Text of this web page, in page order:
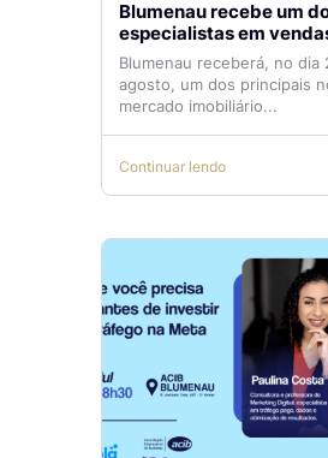
Blumenau recebe um
especialistas em vendas do
mercado imobiliário
Blumenau receberá, no dia
agosto, um dos principais
mercado imobiliário...
Continuar lendo